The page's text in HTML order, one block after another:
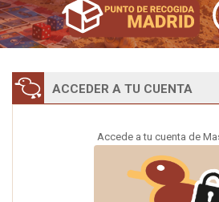
ACCEDER A TU CUENTA
Accede a tu cuenta de